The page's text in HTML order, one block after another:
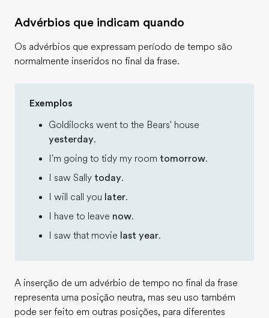
Sobre nós
Quem somos
Advérbios que indicam quando
Os advérbios que expressam período de tempo são
normalmente inseridos no final da frase.
Exemplos
Goldilocks went to the Bears' house
yesterday.
I'm going to tidy my room tomorrow.
I saw Sally today.
I will call you later.
I have to leave now.
I saw that movie last year.
A inserção de um advérbio de tempo no final da frase
representa uma posição neutra, mas seu uso também
pode ser feito em outras posições, para diferentes